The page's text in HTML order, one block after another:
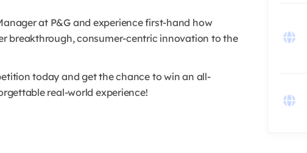
at P&G and experience first-hand how
breakthrough, consumer-centric innovation to the
today and get the chance to win an all-
real-world experience!